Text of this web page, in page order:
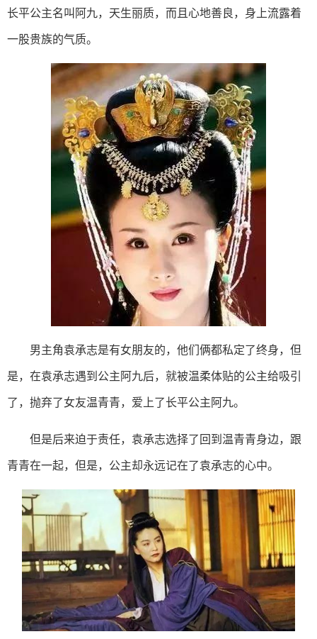
长平公主名叫阿九，天生丽质，而且心地善良，身上流露着
一股贵族的气质。
男主角袁承志是有女朋友的，他们俩都私定了终身，但
是，在袁承志遇到公主阿九后，就被温柔体贴的公主给吸引
了，抛弃了女友温青青，爱上了长平公主阿九。
但是后来迫于责任，袁承志选择了回到温青青身边，跟
青青在一起，但是，公主却永远记在了袁承志的心中。